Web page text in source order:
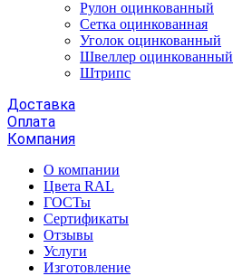
Рулон оцинкованный
Сетка оцинкованная
Уголок оцинкованный
Швеллер оцинкованный
Штрипс
Доставка
Оплата
Компания
О компании
Цвета RAL
ГОСТы
Сертификаты
Отзывы
Услуги
Изготовление